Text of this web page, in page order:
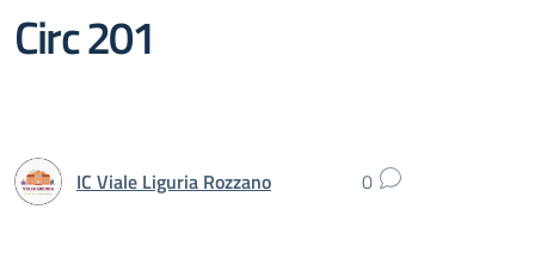
Circ 201
IC Viale Liguria Rozzano 0